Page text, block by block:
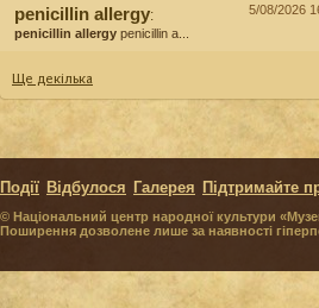
penicillin allergy:
penicillin allergy penicillin a...
5/08/2026
Ще декілька
© Національний центр народної культури
Поширення дозволене лише за наявності
Події Відбулося Галерея Підтримайте